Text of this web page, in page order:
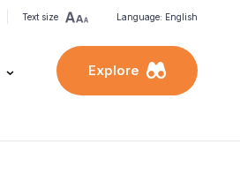
Text size Language: English
Explore